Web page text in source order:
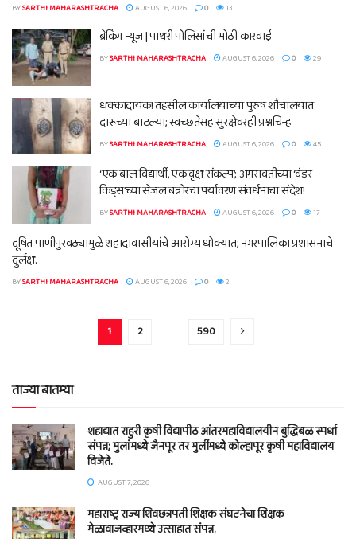
BYSARTHI MAHARASHTRACHA AUGUST 6, 2026 0 13
ब्रेकिंग न्यूज | पाथरी पोलिसांची मोठी कारवाई
BYSARTHI MAHARASHTRACHA AUGUST 6, 2026 0 29
धक्कादायक! तहसील कार्यालयाच्या पुरुष शौचालयात
दारूच्या बाटल्या; स्वच्छतेसह सुरक्षेवरही प्रश्नचिन्ह
BYSARTHI MAHARASHTRACHA AUGUST 6, 2026 0 45
‘एक बाल विद्यार्थी, एक वृक्ष संकल्प’; अमरावतीच्या ‘वंडर
किड्स’च्या सेजल बन्नोरचा पर्यावरण संवर्धनाचा संदेश!
BYSARTHI MAHARASHTRACHA AUGUST 6, 2026 0 17
दूषित पाणीपुरवठ्यामुळे शहादावासीयांचे आरोग्य धोक्यात; नगरपालिका प्रशासनाचे
दुर्लक्ष.
BYSARTHI MAHARASHTRACHA AUGUST 6, 2026 0 2
1 2 … 590
ताज्या बातम्या
शहाद्यात राहुरी कृषी विद्यापीठ आंतरमहाविद्यालयीन बुद्धिबळ स्पर्धा
संपन्न; मुलांमध्ये जैनपूर तर मुलींमध्ये कोल्हापूर कृषी महाविद्यालय
विजेते.
AUGUST 7, 2026
महाराष्ट्र राज्य शिवछत्रपती शिक्षक संघटनेचा शिक्षक
मेळावाजव्हारमध्ये उत्साहात संपन्न.